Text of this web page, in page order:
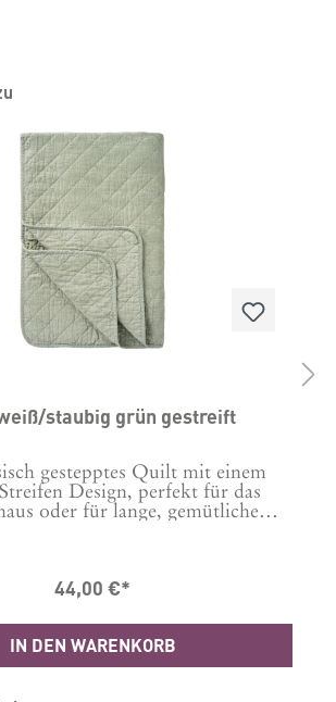
staubig grün gestreift
gestepptes Quilt mit einem
Design, perfekt für das
oder für lange, gemütliche
40 Grad, wir
Masse in cm: B: 130 L: 180
44,00 €*
IN DEN WARENKORB